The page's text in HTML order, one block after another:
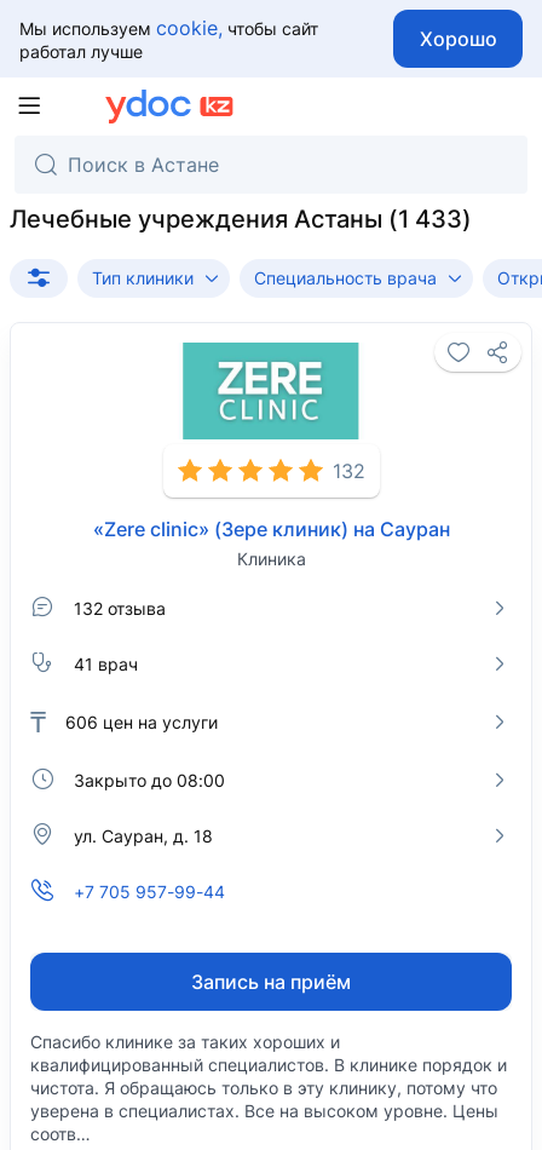
Мы используем cookie, чтобы сайт
работал лучше
Хорошо
Лечебные учреждения Астаны
Тип клиники Специальность врача
132
«Zere clinic» (Зере клиник) на Сауран
Клиника
132 отзыва
41 врач
₸ 606 цен на услуги
Закрыто до 08:00
ул. Сауран, д. 18
+7 705 957-99-44
Запись на приём
Спасибо клинике за таких хороших и
квалифицированный специалистов. В клинике порядок и
чистота. Я обращаюсь только в эту клинику, потому что
уверена в специалистах. Все на высоком уровне. Цены
соотв…